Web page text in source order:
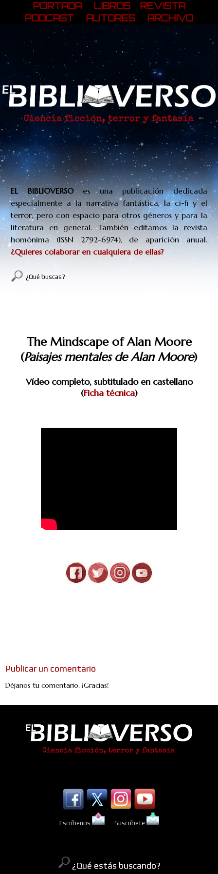
PORTADA LIBROS
REVISTA
PODCAST
AUTORES ARCHIVO
EL BIBLIOVERSO es una publicacióndedicada
especialmente a la narrativa fantástica, la ci-fi y el
terror, pero con espacio para otros géneros y para la
literatura en general. También editamos la revista
homónima (ISSN 2792-6974), de aparición anual.
¿Quieres colaborar en cualquiera de ellas?
¿Qué buscas?
The Mindscape of Alan Moore
(Paisajes mentales de Alan Moore)
Vídeo completo, subtitulado en castellano
(Ficha técnica)
Publicar un comentario
Déjanos tu comentario. ¡Gracias!
Escríbenos Suscríbete
¿Qué estás buscando?